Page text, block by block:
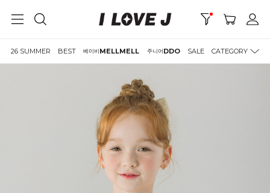
26 SUMMER BEST 베이비MELLMELL 주니어DDO SALE CATEGORY